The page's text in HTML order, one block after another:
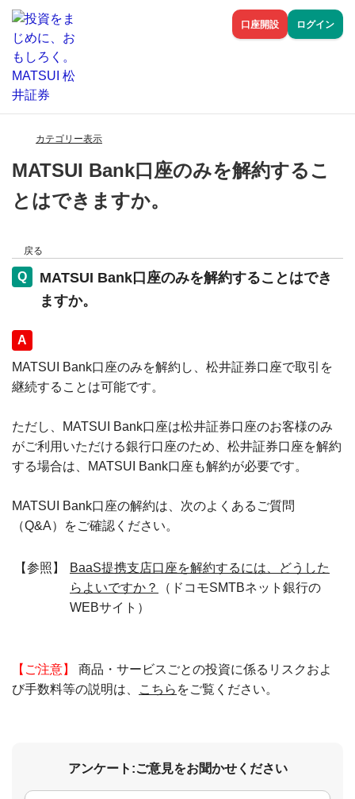
口座開設 ログイン
カテゴリー表示
MATSUI Bank口座のみを解約するこ
とはできますか。
戻る
MATSUI Bank口座のみを解約することはでき
ますか。
回答
MATSUI Bank口座のみを解約し、松井証券口座で取引を
継続することは可能です。
ただし、MATSUI Bank口座は松井証券口座のお客様のみ
がご利用いただける銀行口座のため、松井証券口座を解約
する場合は、MATSUI Bank口座も解約が必要です。
MATSUI Bank口座の解約は、次のよくあるご質問
（Q&A）をご確認ください。
【参照】
BaaS提携支店口座を解約するには、どうした
らよいですか？
（ドコモSMTBネット銀行の
WEBサイト）
【ご注意】
商品・サービスごとの投資に係るリスクおよ
び手数料等の説明は、
こちら をご覧ください。
アンケート:ご意見をお聞かせください